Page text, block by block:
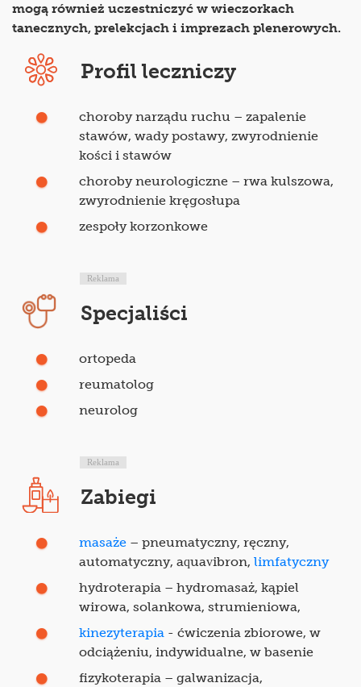
mogą również uczestniczyć w wieczorkach
tanecznych, prelekcjach i imprezach plenerowych.
Profil leczniczy
choroby narządu ruchu – zapalenie
stawów, wady postawy, zwyrodnienie
kości i stawów
choroby neurologiczne – rwa kulszowa,
zwyrodnienie kręgosłupa
zespoły korzonkowe
Reklama
Specjaliści
ortopeda
reumatolog
neurolog
Reklama
Zabiegi
masaże – pneumatyczny, ręczny,
automatyczny, aquavibron, limfatyczny
hydroterapia – hydromasaż, kąpiel
wirowa, solankowa, strumieniowa,
kinezyterapia - ćwiczenia zbiorowe, w
odciążeniu, indywidualne, w basenie
fizykoterapia – galwanizacja,